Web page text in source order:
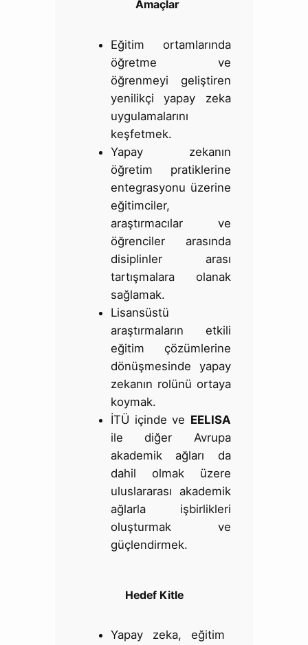
Amaçlar
Eğitim ortamlarında
öğretme ve
öğrenmeyi geliştiren
yenilikçi yapay zeka
uygulamalarını
keşfetmek.
Yapay zekanın
öğretim pratiklerine
entegrasyonu üzerine
eğitimciler,
araştırmacılar ve
öğrenciler arasında
disiplinler arası
tartışmalara olanak
sağlamak.
Lisansüstü
araştırmaların etkili
eğitim çözümlerine
dönüşmesinde yapay
zekanın rolünü ortaya
koymak.
İTÜ içinde ve EELISA
ile diğer Avrupa
akademik ağları da
dahil olmak üzere
uluslararası akademik
ağlarla işbirlikleri
oluşturmak ve
güçlendirmek.
Hedef Kitle
Yapay zeka, eğitim